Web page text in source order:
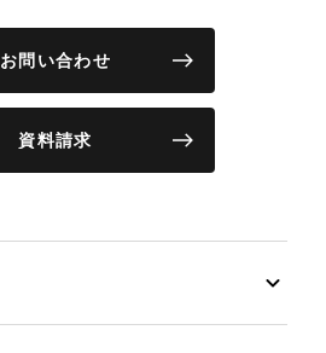
お問い合わせ
資料請求